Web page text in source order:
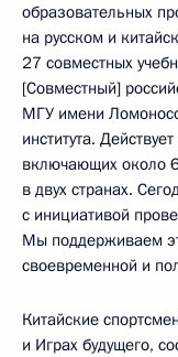
образовательных
на русском и
27 совместных
[Совместный]
МГУ имени
института.
включающих около
в двух странах.
с инициативой
Мы поддерживаем
своевременной и
Китайские
и Играх будущего,